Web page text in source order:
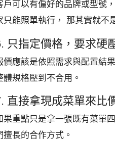
戶可以有偏好的品牌或型號
只能照單執行， 那其實就不
只指定價格，要求硬
價應該是依照需求與配置結
體規格壓到不合用。
直接拿現成菜單來比
果重點只是拿一張既有菜單
擅長的合作方式。